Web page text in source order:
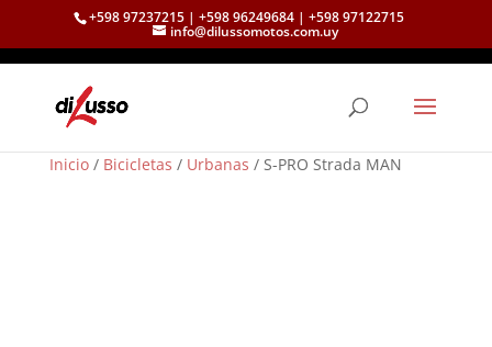
+598 97237215 | +598 96249684 | +598 97122715
info@dilussomotos.com.uy
Inicio/ Bicicletas / Urbanas / S-PRO Strada MAN